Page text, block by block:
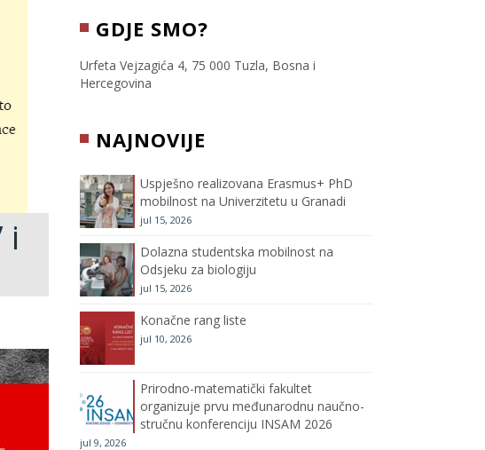
i
c
e
o
o
k
i
t
e
t
a
m
T
C
h
e
l
GDJE SMO?
Urfeta Vejzagića 4, 75 000 Tuzla, Bosna i
Hercegovina
NAJNOVIJE
Uspješno realizovana Erasmus+ PhD
mobilnost na Univerzitetu u Granadi
jul 15, 2026
Dolazna studentska mobilnost na
Odsjeku za biologiju
jul 15, 2026
Konačne rang liste
jul 10, 2026
Prirodno-matematički fakultet
organizuje prvu međunarodnu naučno-
stručnu konferenciju INSAM 2026
jul 9, 2026